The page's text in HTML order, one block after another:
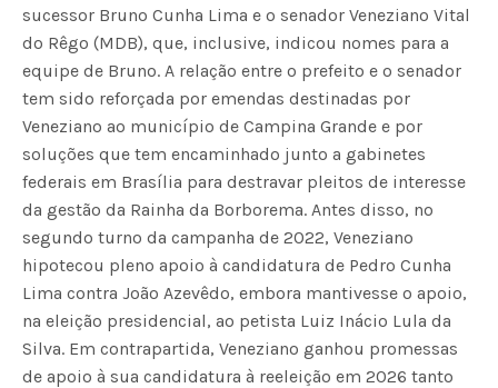
sucessor Bruno Cunha Lima e o senador Veneziano Vital
do Rêgo (MDB), que, inclusive, indicou nomes para a
equipe de Bruno. A relação entre o prefeito e o senador
tem sido reforçada por emendas destinadas por
Veneziano ao município de Campina Grande e por
soluções que tem encaminhado junto a gabinetes
federais em Brasília para destravar pleitos de interesse
da gestão da Rainha da Borborema. Antes disso, no
segundo turno da campanha de 2022, Veneziano
hipotecou pleno apoio à candidatura de Pedro Cunha
Lima contra João Azevêdo, embora mantivesse o apoio,
na eleição presidencial, ao petista Luiz Inácio Lula da
Silva. Em contrapartida, Veneziano ganhou promessas
de apoio à sua candidatura à reeleição em 2026 tanto